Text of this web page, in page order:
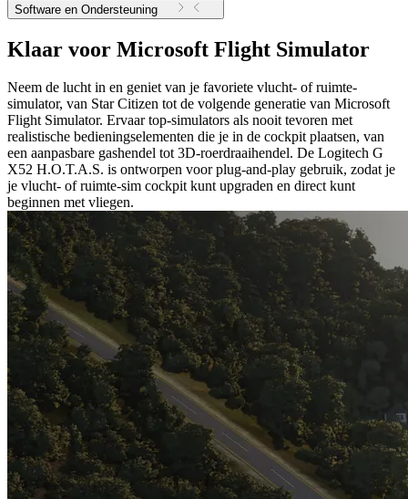
Software en Ondersteuning
Klaar voor Microsoft Flight Simulator
Neem de lucht in en geniet van je favoriete vlucht- of ruimte-
simulator, van Star Citizen tot de volgende generatie van Microsoft
Flight Simulator. Ervaar top-simulators als nooit tevoren met
realistische bedieningselementen die je in de cockpit plaatsen, van
een aanpasbare gashendel tot 3D-roerdraaihendel. De Logitech G
X52 H.O.T.A.S. is ontworpen voor plug-and-play gebruik, zodat je
je vlucht- of ruimte-sim cockpit kunt upgraden en direct kunt
beginnen met vliegen.